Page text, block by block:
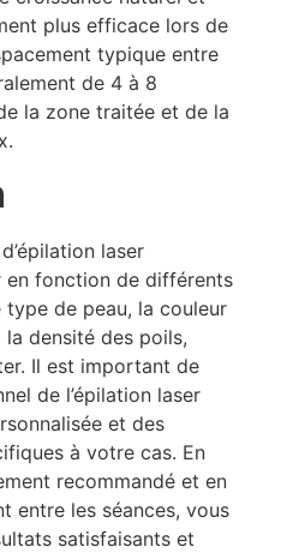
plus efficace lors de
typique entre
de 4 à 8
la zone traitée et de la
laser
en fonction de différents
de peau, la couleur
la densité des poils,
Il est important de
de l’épilation laser
et des
à votre cas. En
recommandé et en
entre les séances, vous
satisfaisants et